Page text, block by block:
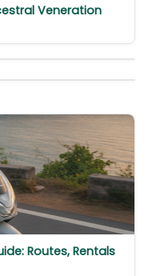
Veneration
Routes, Rentals